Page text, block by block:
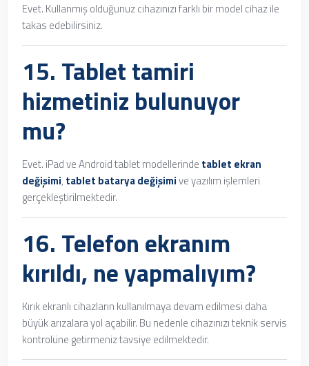
Evet. Kullanmış olduğunuz cihazınızı farklı bir model cihaz ile
takas edebilirsiniz.
15. Tablet tamiri
hizmetiniz bulunuyor
mu?
Evet. iPad ve Android tablet modellerinde tablet ekran
değişimi, tablet batarya değişimive yazılım işlemleri
gerçekleştirilmektedir.
16. Telefon ekranım
kırıldı, ne yapmalıyım?
Kırık ekranlı cihazların kullanılmaya devam edilmesi daha
büyük arızalara yol açabilir. Bu nedenle cihazınızı teknik servis
kontrolüne getirmeniz tavsiye edilmektedir.